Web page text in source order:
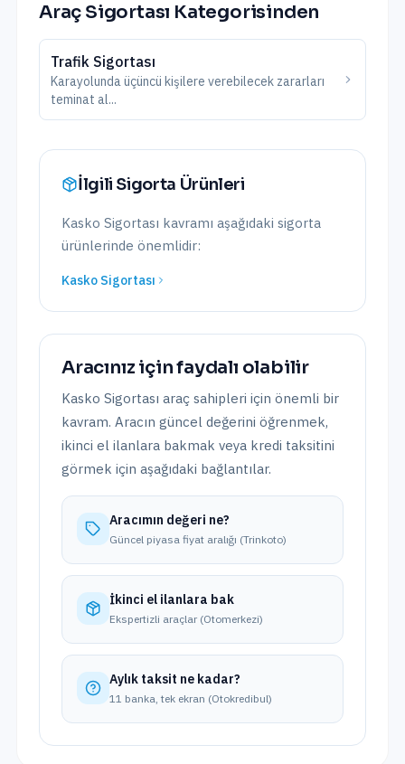
Araç Sigortası Kategorisinden
Trafik Sigortası
Karayolunda üçüncü kişilere verebilecek zararları
teminat al...
İlgili Sigorta Ürünleri
Kasko Sigortası kavramı aşağıdaki sigorta
ürünlerinde önemlidir:
Kasko Sigortası
Aracınız için faydalı olabilir
Kasko Sigortası araç sahipleri için önemli bir
kavram. Aracın güncel değerini öğrenmek,
ikinci el ilanlara bakmak veya kredi taksitini
görmek için aşağıdaki bağlantılar.
Aracımın değeri ne?
Güncel piyasa fiyat aralığı (Trinkoto)
İkinci el ilanlara bak
Ekspertizli araçlar (Otomerkezi)
Aylık taksit ne kadar?
11 banka, tek ekran (Otokredibul)